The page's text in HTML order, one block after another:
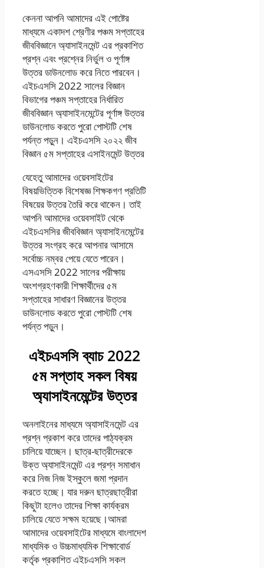
কেননা আপনি আমাদের এই পোষ্টের
মাধ্যমে একাদশ শ্রেণীর পঞ্চম সপ্তাহের
জীববিজ্ঞানে অ্যাসাইনমেন্ট এর প্রকাশিত
প্রশ্ন এবং প্রশ্নের নির্ভুল ও পূর্ণাঙ্গ
উত্তর ডাউনলোড করে নিতে পারবেন।
এইচএসসি 2022 সালের বিজ্ঞান
বিভাগের পঞ্চম সপ্তাহের নির্ধারিত
জীববিজ্ঞান অ্যাসাইনমেন্টের পূর্ণাঙ্গ উত্তর
ডাউনলোড করতে পুরো পোস্টটি শেষ
পর্যন্ত পড়ুন। এইচএসসি ২০২২ জীব
বিজ্ঞান ৫ম সপ্তাহের এসাইনমেন্ট উত্তর
যেহেতু আমাদের ওয়েবসাইটের
বিষয়ভিত্তিক বিশেষজ্ঞ শিক্ষকগণ প্রতিটি
বিষয়ের উত্তর তৈরি করে থাকেন। তাই
আপনি আমাদের ওয়েবসাইট থেকে
এইচএসসির জীববিজ্ঞান অ্যাসাইনমেন্টের
উত্তর সংগ্রহ করে আপনার আসামে
সর্বোচ্চ নম্বর পেয়ে যেতে পারেন।
এসএসসি 2022 সালের পরীক্ষায়
অংশগ্রহণকারী শিক্ষার্থীদের ৫ম
সপ্তাহের সাধারণ বিজ্ঞানের উত্তর
ডাউনলোড করতে পুরো পোস্টটি শেষ
পর্যন্ত পড়ুন। ‍
এইচএসসি ব্যাচ 2022
৫ম সপ্তাহ সকল বিষয়
অ্যাসাইনমেন্টের উত্তর
অনলাইনের মাধ্যমে অ্যাসাইনমেন্ট এর
প্রশ্ন প্রকাশ করে তাদের পাঠ্যক্রম
চালিয়ে যাচ্ছেন। ছাত্র-ছাত্রীদেরকে
উক্ত অ্যাসাইনমেন্ট এর প্রশ্ন সমাধান
করে নিজ নিজ ইস্কুলে জমা প্রদান
করতে হচ্ছে। যার দরুন ছাত্রছাত্রীরা
কিছুটা হলেও তাদের শিক্ষা কার্যক্রম
চালিয়ে যেতে সক্ষম হয়েছে।আমরা
আমাদের ওয়েবসাইটের মাধ্যমে বাংলাদেশ
মাধ্যমিক ও উচ্চমাধ্যমিক শিক্ষাবোর্ড
কর্তৃক প্রকাশিত এইচএসসি সকল